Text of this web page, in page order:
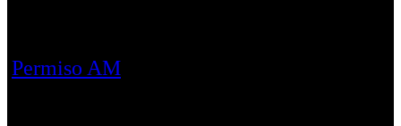
Permiso AM